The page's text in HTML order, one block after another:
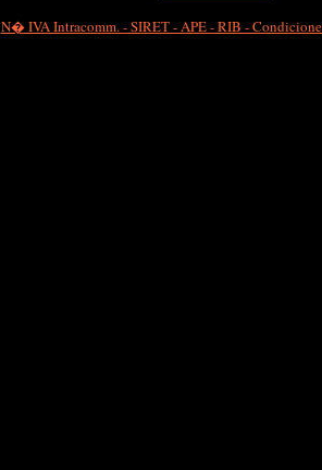
N� IVA Intracomm. - SIRET - APE - RIB -